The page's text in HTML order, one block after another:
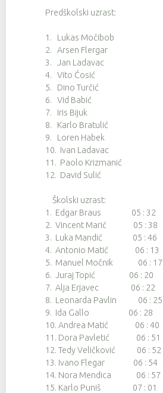
Predškolski uzrast:
1. Lukas Močibob
2. Arsen Flergar
3. Jan Ladavac
4. Vito Ćosić
5. Dino Turčić
6. Vid Babić
7. Iris Bijuk
8. Karlo Bratulić
9. Loren Habek
10. Ivan Ladavac
11. Paolo Krizmanić
12. David Sulić
Školski uzrast:
1. Edgar Braus 05 : 32
2. Vincent Marić 05 : 38
3. Luka Mandić 05 : 46
4. Antonio Matić 06 : 13
5. Manuel Močnik 06 : 17
6. Juraj Topić 06 : 20
7. Alja Erjavec 06 : 22
8. Leonarda Pavlin 06 : 25
9. Ida Gallo 06 : 28
10. Andrea Matić 06 : 40
11. Dora Pavletić 06 : 51
12. Tedy Veličković 06 : 52
13. Ivano Flegar 06 : 54
14. Nora Mendica 06 : 57
15. Karlo Puniš 07 : 01